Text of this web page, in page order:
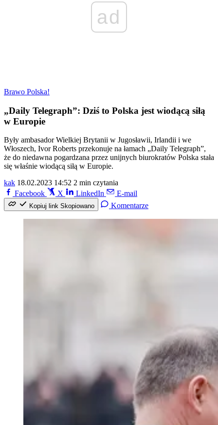
ad
Brawo Polska!
„Daily Telegraph”: Dziś to Polska jest wiodącą siłą
w Europie
Były ambasador Wielkiej Brytanii w Jugosławii, Irlandii i we
Włoszech, Ivor Roberts przekonuje na łamach „Daily Telegraph”,
że do niedawna pogardzana przez unijnych biurokratów Polska stała
się właśnie wiodącą siłą w Europie.
kak 18.02.2023 14:52 2 min czytania
Facebook
X LinkedIn E-mail
Kopiuj link Skopiowano Komentarze